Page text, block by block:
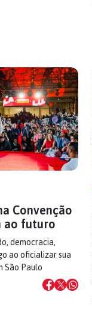
Convenção
ao futuro
democracia,
ao oficializar sua
São Paulo